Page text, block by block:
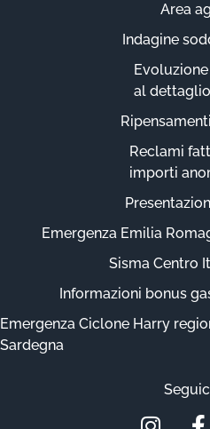
Area
Indagine
al dettaglio
Reclami
importi
Emergenza Emilia
Sisma Centro
Informazioni bonus
Emergenza Ciclone Harry
Sardegna